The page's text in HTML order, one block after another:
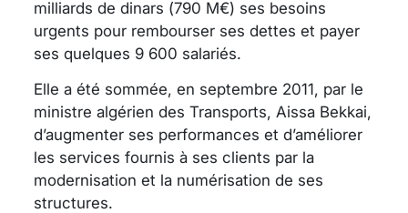
milliards de dinars (790 M€) ses besoins
urgents pour rembourser ses dettes et payer
ses quelques 9 600 salariés.
Elle a été sommée, en septembre 2011, par le
ministre algérien des Transports, Aissa Bekkai,
d’augmenter ses performances et d’améliorer
les services fournis à ses clients par la
modernisation et la numérisation de ses
structures.